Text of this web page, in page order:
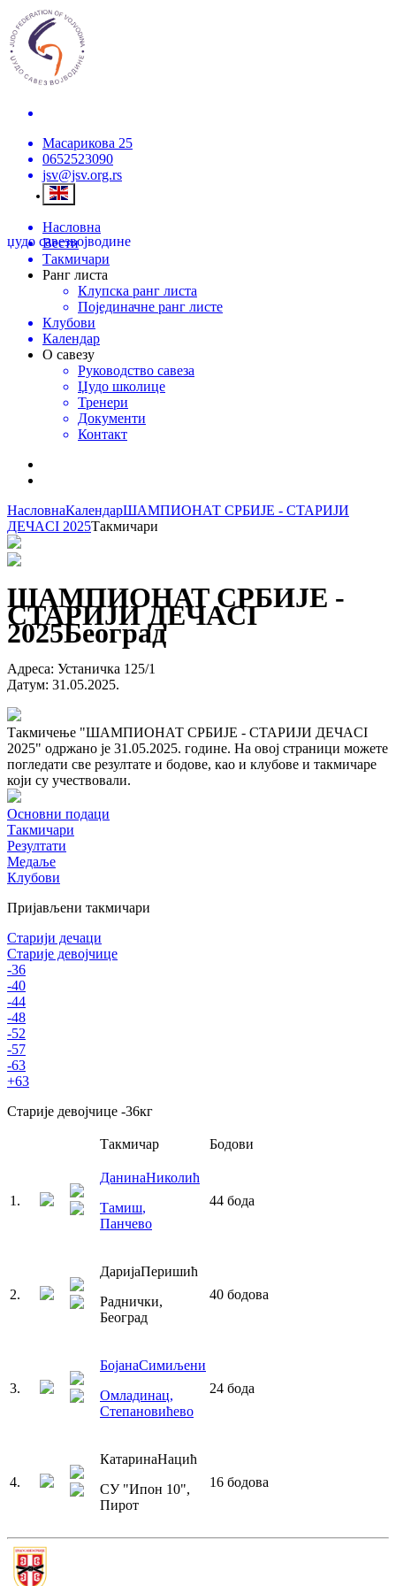
Масарикова 25
0652523090
jsv@jsv.org.rs
џудо савезвојводине
Насловна
Вести
Такмичари
Ранг листа
Клупска ранг листа
Појединачне ранг листе
Клубови
Календар
О савезу
Руководство савеза
Џудо школице
Тренери
Документи
Контакт
НасловнаКалендарШАМПИОНАТ СРБИЈЕ - СТАРИЈИ
ДЕЧАCI 2025Такмичари
ШАМПИОНАТ СРБИЈЕ -
СТАРИЈИ ДЕЧАCI
2025Београд
Адреса: Устаничка 125/1
Датум: 31.05.2025.
Такмичење "ШАМПИОНАТ СРБИЈЕ - СТАРИЈИ ДЕЧАCI
2025" одржано је 31.05.2025. године. На овој страници можете
погледати све резултате и бодове, као и клубове и такмичаре
који су учествовали.
Основни подаци
Такмичари
Резултати
Медаље
Клубови
Пријављени такмичари
Старији дечаци
Старије девојчице
-36
-40
-44
-48
-52
-57
-63
+63
Старије девојчице -36кг
Такмичар Бодови
1 .
ДанинаНиколић
Тамиш,
Панчево
44 бода
2.
ДаријаПеришић
Раднички,
Београд
40 бодова
3.
БојанаСимиљени
Омладинац,
Степановићево
24 бода
4.
КатаринаНацић
СУ "Ипон 10",
Пирот
16 бодова